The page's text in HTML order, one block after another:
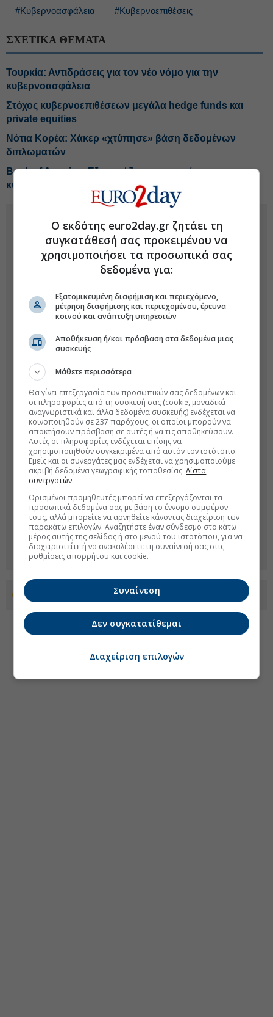
#Κυβερνοασφάλεια #Κυβερνοεπιθέσεις
ΣΧΕΤΙΚΑ ΘΕΜΑΤΑ
Τουρκία: Αντιδράσεις για τον νέο νόμο για την
κυβερνοασφάλεια
Στόχος κυβερνοεπιθέσεων μεγάλα hedge funds και
private equities
Νότια Κορέα: Χάκερ «χτύπησε» βάση δεδομένων
διπλωματών
Bank of America: Εξαγοράζει την εταιρεία
κυβερνοασφάλειας MDSec
Προσθέστε το euro2day.gr στο Discover
Ο εκδότης euro2day.gr ζητάει τη
συγκατάθεσή σας προκειμένου να
χρησιμοποιήσει τα προσωπικά σας
δεδομένα για:
Εξατομικευμένη διαφήμιση και περιεχόμενο,
μέτρηση διαφήμισης και περιεχομένου, έρευνα
κοινού και ανάπτυξη υπηρεσιών
Αποθήκευση ή/και πρόσβαση στα δεδομένα μιας
συσκευής
Μάθετε περισσότερα
Θα γίνει επεξεργασία των προσωπικών σας δεδομένων και
οι πληροφορίες από τη συσκευή σας (cookie, μοναδικά
αναγνωριστικά και άλλα δεδομένα συσκευής) ενδέχεται να
κοινοποιηθούν σε 237 παρόχους, οι οποίοι μπορούν να
αποκτήσουν πρόσβαση σε αυτές ή να τις αποθηκεύσουν.
Αυτές οι πληροφορίες ενδέχεται επίσης να
χρησιμοποιηθούν συγκεκριμένα από αυτόν τον ιστότοπο.
Εμείς και οι συνεργάτες μας ενδέχεται να χρησιμοποιούμε
ακριβή δεδομένα γεωγραφικής τοποθεσίας.Λίστα
συνεργατών.
Ορισμένοι προμηθευτές μπορεί να επεξεργάζονται τα
προσωπικά δεδομένα σας με βάση το έννομο συμφέρον
τους, αλλά μπορείτε να αρνηθείτε κάνοντας διαχείριση των
παρακάτω επιλογών. Αναζητήστε έναν σύνδεσμο στο κάτω
μέρος αυτής της σελίδας ή στο μενού του ιστοτόπου, για να
διαχειριστείτε ή να ανακαλέσετε τη συναίνεσή σας στις
ρυθμίσεις απορρήτου και cookie.
Συναίνεση
Δεν συγκατατίθεμαι
Διαχείριση επιλογών